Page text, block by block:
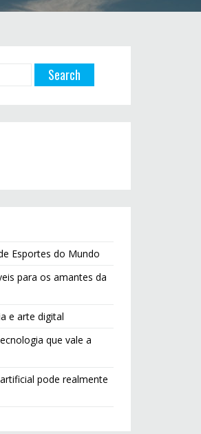
Esportes do Mundo
para os amantes da
e arte digital
que vale a
pode realmente